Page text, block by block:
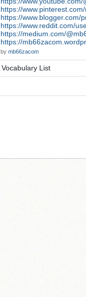
https://
https://www.blogger.com/
https://www.reddit.com/
https://medium.com/
https://
by mb66zacom
Vocabulary List